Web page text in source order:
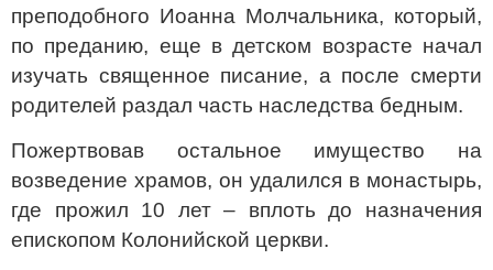
преподобного Иоанна Молчальника, который,
по преданию, еще в детском возрасте начал
изучать священное писание, а после смерти
родителей раздал часть наследства бедным.
Пожертвовав остальное имущество на
возведение храмов, он удалился в монастырь,
где прожил 10 лет – вплоть до назначения
епископом Колонийской церкви.